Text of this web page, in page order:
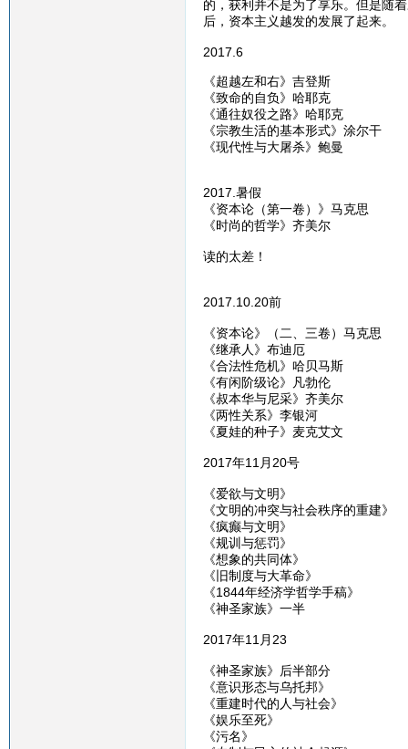
的，获利并不是为了享乐。但是随
后，资本主义越发的发展了起来。
2017.6
《超越左和右》吉登斯
《致命的自负》哈耶克
《通往奴役之路》哈耶克
《宗教生活的基本形式》涂尔干
《现代性与大屠杀》鲍曼
2017.暑假
《资本论（第一卷）》马克思
《时尚的哲学》齐美尔
读的太差！
2017.10.20前
《资本论》（二、三卷）马克思
《继承人》布迪厄
《合法性危机》哈贝马斯
《有闲阶级论》凡勃伦
《叔本华与尼采》齐美尔
《两性关系》李银河
《夏娃的种子》麦克艾文
2017年11月20号
《爱欲与文明》
《文明的冲突与社会秩序的重建》
《疯癫与文明》
《规训与惩罚》
《想象的共同体》
《旧制度与大革命》
《1844年经济学哲学手稿》
《神圣家族》一半
2017年11月23
《神圣家族》后半部分
《意识形态与乌托邦》
《重建时代的人与社会》
《娱乐至死》
《污名》